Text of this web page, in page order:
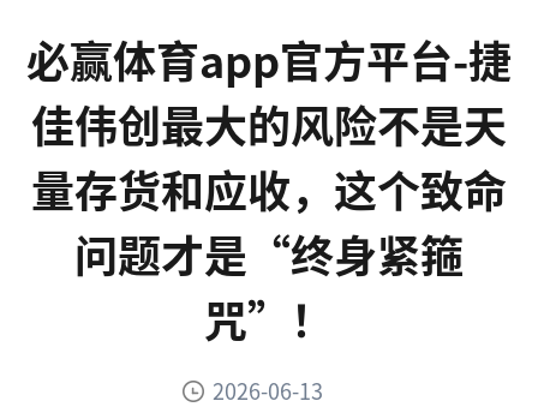
必赢体育app官方平台-捷
佳伟创最大的风险不是天
量存货和应收，这个致命
问题才是“终身紧箍
咒”！
2026-06-13